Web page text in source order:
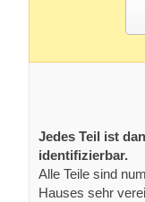
Jedes Teil ist
identifizierbar.
Alle Teile sind
Hauses sehr